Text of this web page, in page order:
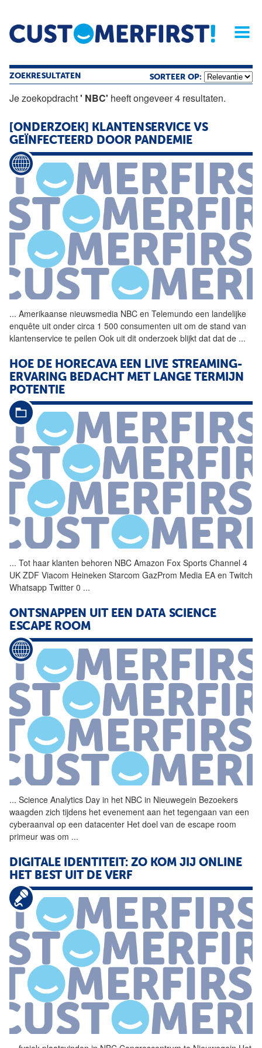
Home Opinie Archief
Magazine
ZOEKRESULTATEN SORTEER OP:
Je zoekopdracht' NBC' heeft ongeveer 4 resultaten.
[ONDERZOEK] KLANTENSERVICE VS
GEÏNFECTEERD DOOR PANDEMIE
... Amerikaanse nieuwsmedia NBC en Telemundo een landelijke
enquête uit onder circa 1 500 consumenten uit om de stand van
klantenservice te peilen Ook uit dit onderzoek blijkt dat dat de ...
HOE DE HORECAVA EEN LIVE STREAMING-
ERVARING BEDACHT MET LANGE TERMIJN
POTENTIE
... Tot haar klanten behoren NBC Amazon Fox Sports Channel 4
UK ZDF Viacom Heineken Starcom GazProm Media EA en Twitch
Whatsapp Twitter 0 ...
ONTSNAPPEN UIT EEN DATA SCIENCE
ESCAPE ROOM
... Science Analytics Day in het NBC in Nieuwegein Bezoekers
waagden zich tijdens het evenement aan het tegengaan van een
cyberaanval op een datacenter Het doel van de escape room
primeur was om ...
DIGITALE IDENTITEIT: ZO KOM JIJ ONLINE
HET BEST UIT DE VERF